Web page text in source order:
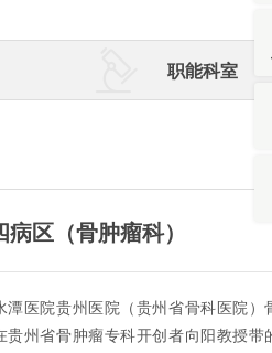
职能科室
病区（骨肿瘤科）
潭医院贵州医院（贵州省骨科医院）
贵州省骨肿瘤专科开创者向阳教授带